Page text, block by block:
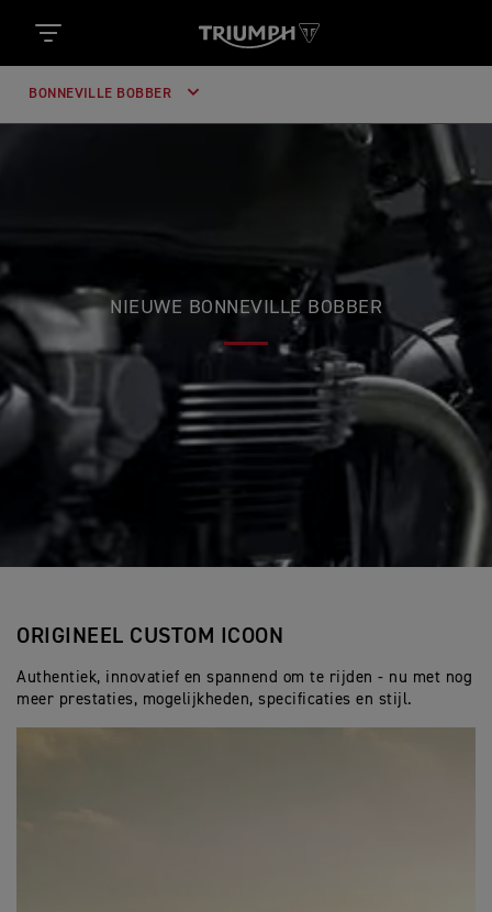
BONNEVILLE BOBBER
NIEUWE BONNEVILLE BOBBER
PUUR
ORIGINEEL CUSTOM ICOON
Authentiek, innovatief en spannend om te rijden - nu met nog
meer prestaties, mogelijkheden, specificaties en stijl.